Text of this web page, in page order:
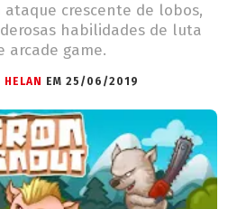
ataque crescente de lobos,
habilidades de luta
arcade game.
HELAN EM 25/06/2019